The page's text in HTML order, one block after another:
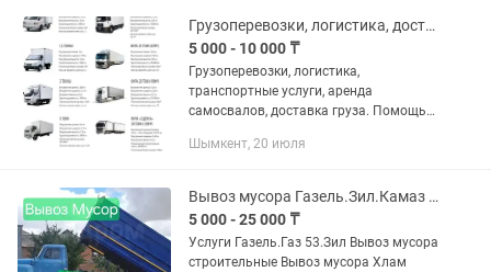
Грузоперевозки, логистика, доставка, рефрижератор, фура, газель
5 000 - 10 000 ₸
Грузоперевозки, логистика,
транспортные услуги, аренда
самосвалов, доставка груза. Помощь
Предоставляем транспорт под любые
автопарке:...
Шымкент, 20 июля
Вывоз мусора Газель.Зил.Камаз С Грузчиками 24/7
5 000 - 25 000 ₸
Услуги Газель.Газ 53.Зил Вывоз мусора
строительные Вывоз мусора Хлам